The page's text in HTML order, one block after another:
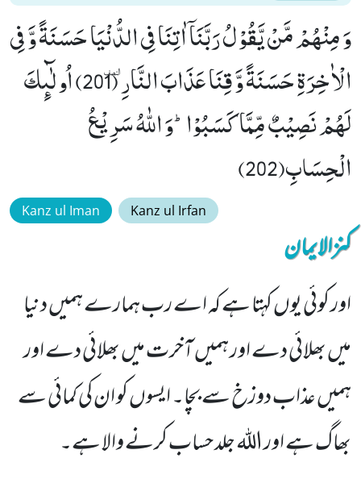
وَ مِنْهُمْ مَّنْ یَّقُوْلُ رَبَّنَاۤ اٰتِنَا فِی الدُّنْیَا حَسَنَةً وَّ فِی
الْاٰخِرَةِ حَسَنَةً وَّ قِنَا عَذَابَ النَّارِٜ (201) اُولٰٓىٕكَ
لَهُمْ نَصِیْبٌ مِّمَّا كَسَبُوْاؕ-وَ اللّٰهُ سَرِیْعُ
الْحِسَابِ(202)
Kanz ul Iman Kanz ul Irfan
کنزالایمان
اور کوئی یوں کہتا ہے کہ اے رب ہمارے ہمیں دنیا
میں بھلائی دے اور ہمیں آخرت میں بھلائی دے اور
ہمیں عذاب دوزخ سے بچا۔ ایسوں کو ان کی کمائی سے
بھاگ ہے اور اللہ جلد حساب کرنے والا ہے۔